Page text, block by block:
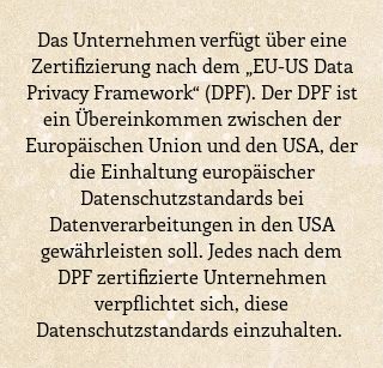
Das Unternehmen verfügt über eine
Zertifizierung nach dem „EU-US Data
Privacy Framework“ (DPF). Der DPF ist
ein Übereinkommen zwischen der
Europäischen Union und den USA, der
die Einhaltung europäischer
Datenschutzstandards bei
Datenverarbeitungen in den USA
gewährleisten soll. Jedes nach dem
DPF zertifizierte Unternehmen
verpflichtet sich, diese
Datenschutzstandards einzuhalten.